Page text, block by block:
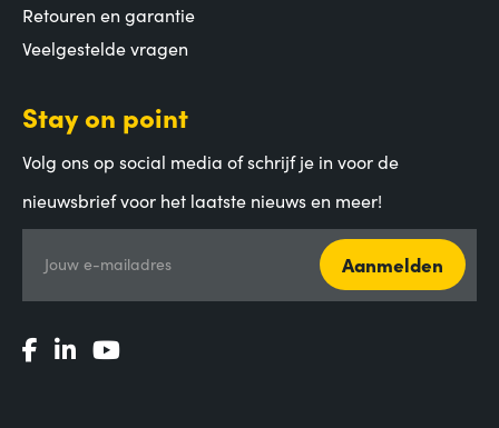
Retouren en garantie
Veelgestelde vragen
Stay on point
Volg ons op social media of schrijf je in voor de
nieuwsbrief voor het laatste nieuws en meer!
Jouw e-mailadres Aanmelden